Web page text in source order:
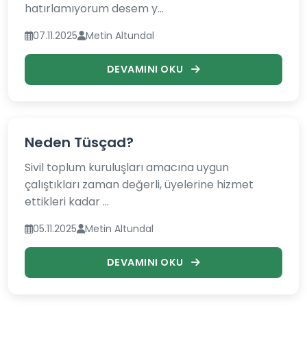
hatırlamıyorum desem y...
07.11.2025 Metin Altundal
DEVAMINI OKU
Neden Tüsçad?
Sivil toplum kuruluşları amacına uygun
çalıştıkları zaman değerli, üyelerine hizmet
ettikleri kadar ...
05.11.2025 Metin Altundal
DEVAMINI OKU